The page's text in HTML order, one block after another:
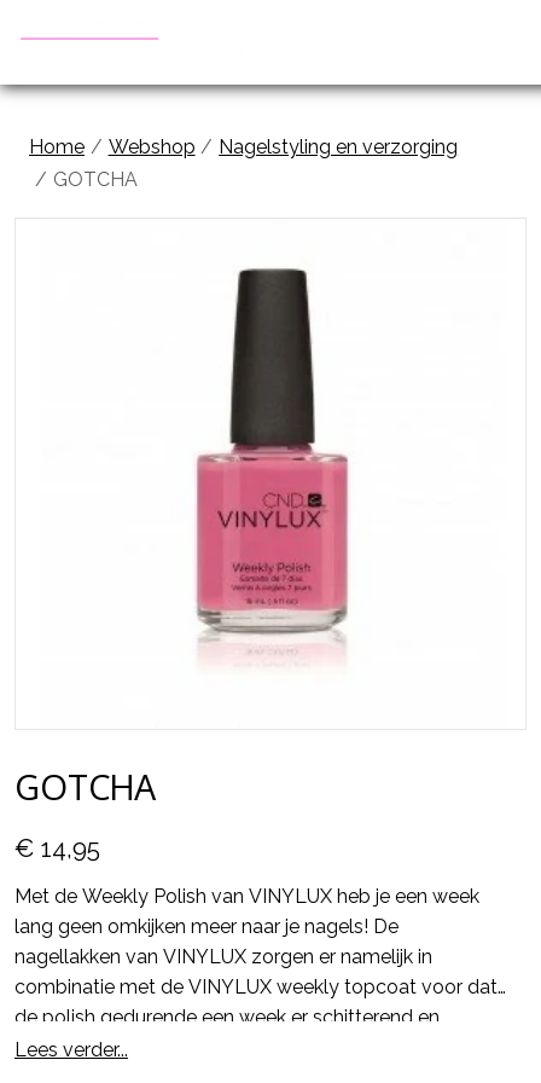
Home Webshop
Nagelstyling en verzorging
GOTCHA
GOTCHA
€ 14,95
Met de Weekly Polish van VINYLUX heb je een week
lang geen omkijken meer naar je nagels! De
nagellakken van VINYLUX zorgen er namelijk in
combinatie met de VINYLUX weekly topcoat voor dat
de polish gedurende een week er schitterend en
glanzend uit blijft zien en alsmaar sterker wordt.
Lees verder...